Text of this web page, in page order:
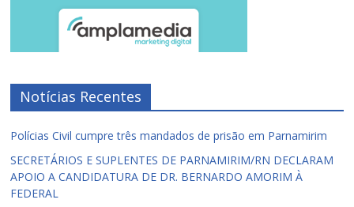
Notícias Recentes
Polícias Civil cumpre três mandados de prisão em Parnamirim
SECRETÁRIOS E SUPLENTES DE PARNAMIRIM/RN DECLARAM
APOIO A CANDIDATURA DE DR. BERNARDO AMORIM À
FEDERAL